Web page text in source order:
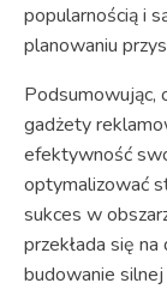
popularnością i
planowaniu
Podsumowując,
gadżety
efektywność
optymalizować
sukces w
przekłada się
budowanie